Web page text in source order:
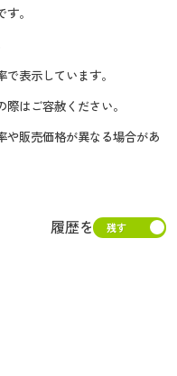
。
表示しています。
はご容赦ください。
販売価格が異なる場合があ
履歴を